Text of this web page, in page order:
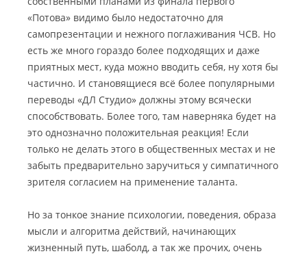
«Потова» видимо было недостаточно для
самопрезентации и нежного поглаживания ЧСВ. Но
есть же много гораздо более подходящих и даже
приятных мест, куда можно вводить себя, ну хотя бы
частично. И становящиеся всё более популярными
переводы «ДЛ Студио» должны этому всячески
способствовать. Более того, там наверняка будет на
это однозначно положительная реакция! Если
только не делать этого в общественных местах и не
забыть предварительно заручиться у симпатичного
зрителя согласием на применение таланта.
Но за тонкое знание психологии, поведения, образа
мысли и алгоритма действий, начинающих
жизненный путь, шаболд, а так же прочих, очень